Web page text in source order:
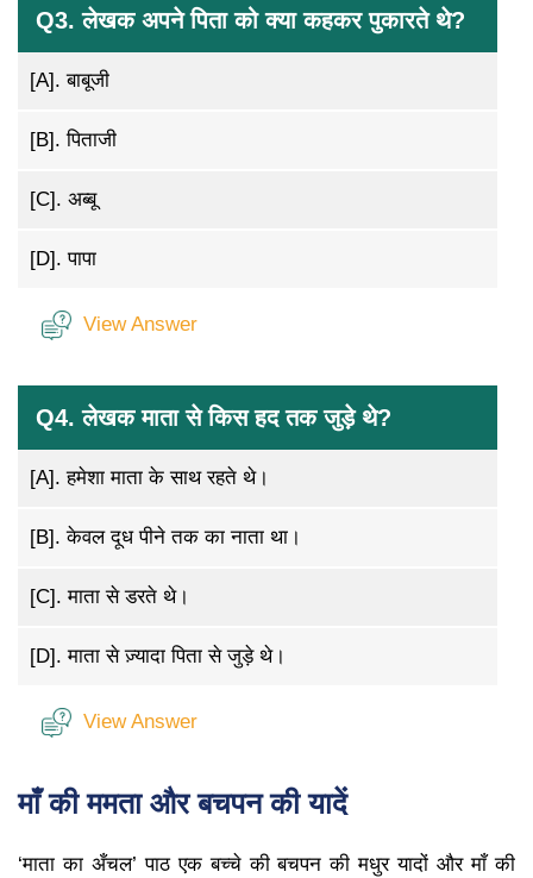
Q3. लेखक अपने पिता को क्या कहकर पुकारते थे?
[A].बाबूजी
[B].पिताजी
[C]. अब्बू
[D].पापा
View Answer
Q4. लेखक माता से किस हद तक जुड़े थे?
[A].हमेशा माता के साथ रहते थे।
[B].केवल दूध पीने तक का नाता था।
[C].माता से डरते थे।
[D].माता से ज़्यादा पिता से जुड़े थे।
View Answer
माँ की ममता और बचपन की यादें
‘माता का अँचल’ पाठ एक बच्चे की बचपन की मधुर यादों और माँ की